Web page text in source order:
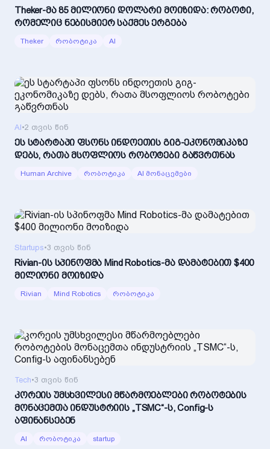
Theker-მა 85 მილიონი დოლარი მოიზიდა: რობოტი,
რომელიც ნებისმიერ საქმეს ერგება
Theker რობოტიკა AI
AI•2 თვის წინ
ეს სტარტაპი ფსონს ინდოეთის გიგ-ეკონომიკაზე
დებს, რათა მსოფლიოს რობოტები გაწვრთნას
Human Archive რობოტიკა AI მონაცემები
Startups•3 თვის წინ
Rivian-ის სპინოფმა Mind Robotics-მა დამატებით $400
მილიონი მოიზიდა
Rivian Mind Robotics რობოტიკა
Tech•3 თვის წინ
კორეის უმსხვილესი მწარმოებლები რობოტების
მონაცემთა ინდუსტრიის „TSMC“-ს, Config-ს
აფინანსებენ
AI რობოტიკა startup